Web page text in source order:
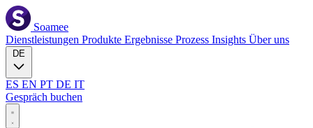
Soamee
Dienstleistungen Produkte Ergebnisse Prozess Insights Über uns
ES EN PT DE IT
Gespräch buchen